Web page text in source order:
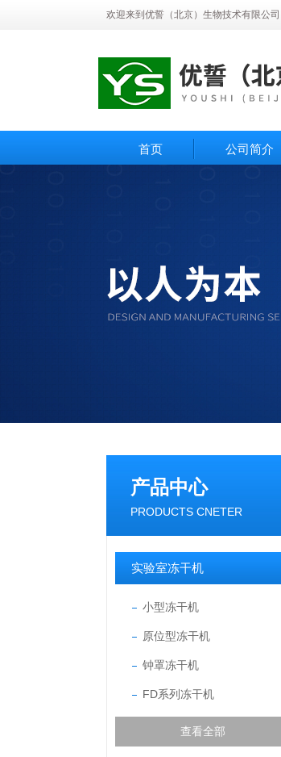
欢迎来到优誓（北京）生物技术有限公司
首页 公司简介
产品中心
PRODUCTS CNETER
实验室冻干机
小型冻干机
原位型冻干机
钟罩冻干机
FD系列冻干机
查看全部